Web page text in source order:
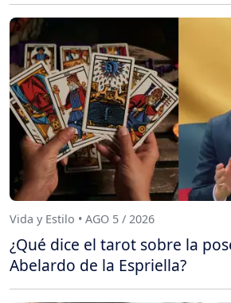
Vida y Estilo • AGO 5 / 2026
¿Qué dice el tarot sobre la
Abelardo de la Espriella?